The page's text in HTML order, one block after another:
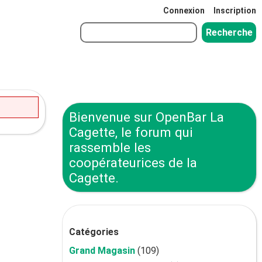
Connexion Inscription
Bienvenue sur OpenBar La
Cagette, le forum qui
rassemble les
coopérateurices de la
Cagette.
Catégories
Grand Magasin (109)